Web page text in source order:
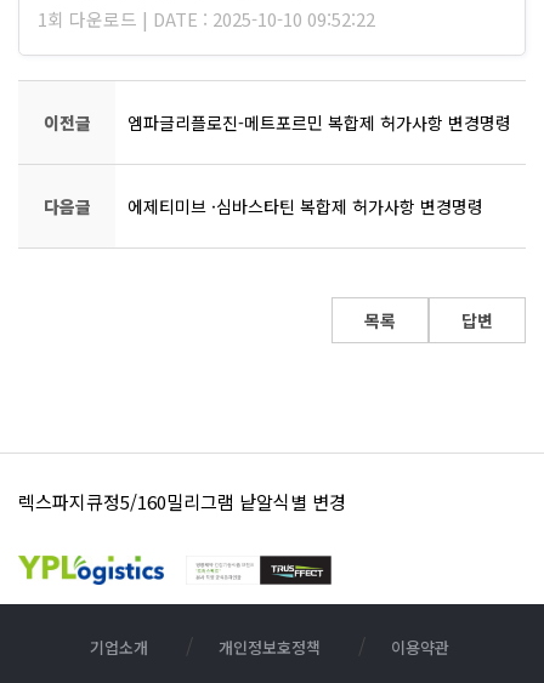
1회 다운로드 | DATE : 2025-10-10 09:52:22
이전글 엠파글리플로진-메트포르민 복합제 허가사항 변경명령
다음글 에제티미브 ·심바스타틴 복합제 허가사항 변경명령
목록 답변
렉스파지큐정5/160밀리그램 낱알식별 변경
기업소개 개인정보호정책 이용약관